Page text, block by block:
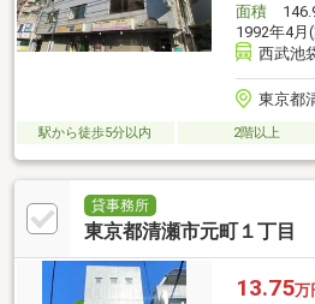
面積
1992年4月
西武池
東京都
駅から徒歩5分以内 2階以上
貸事務所
東京都清瀬市元町１丁目
13.75万